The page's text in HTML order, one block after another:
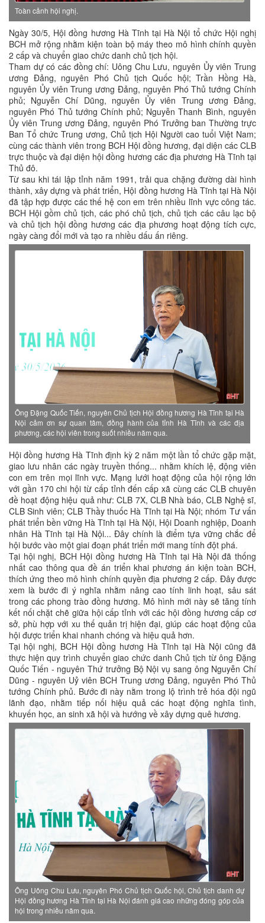
Toàn cảnh hội nghị.
Ngày 30/5, Hội đồng hương Hà Tĩnh tại Hà Nội tổ chức Hội nghị
BCH mở rộng nhằm kiện toàn bộ máy theo mô hình chính quyền
2 cấp và chuyển giao chức danh chủ tịch hội.
Tham dự có các đồng chí: Uông Chu Lưu, nguyên Ủy viên Trung
ương Đảng, nguyên Phó Chủ tịch Quốc hội; Trần Hồng Hà,
nguyên Ủy viên Trung ương Đảng, nguyên Phó Thủ tướng Chính
phủ; Nguyễn Chí Dũng, nguyên Ủy viên Trung ương Đảng,
nguyên Phó Thủ tướng Chính phủ; Nguyễn Thanh Bình, nguyên
Ủy viên Trung ương Đảng, nguyên Phó Trưởng ban Thường trực
Ban Tổ chức Trung ương, Chủ tịch Hội Người cao tuổi Việt Nam;
cùng các thành viên trong BCH Hội đồng hương, đại diện các CLB
trực thuộc và đại diện hội đồng hương các địa phương Hà Tĩnh tại
Thủ đô.
Từ sau khi tái lập tỉnh năm 1991, trải qua chặng đường dài hình
thành, xây dựng và phát triển, Hội đồng hương Hà Tĩnh tại Hà Nội
đã tập hợp được các thế hệ con em trên nhiều lĩnh vực công tác.
BCH Hội gồm chủ tịch, các phó chủ tịch, chủ tịch các câu lạc bộ
và chủ tịch hội đồng hương các địa phương hoạt động tích cực,
ngày càng đổi mới và tạo ra nhiều dấu ấn riêng.
Ông Đặng Quốc Tiến, nguyên Chủ tịch Hội đồng hương Hà Tĩnh tại Hà
Nội cảm ơn sự quan tâm, đồng hành của tỉnh Hà Tĩnh và các địa
phương, các hội viên trong suốt nhiều năm qua.
Hội đồng hương Hà Tĩnh định kỳ 2 năm một lần tổ chức gặp mặt,
giao lưu nhân các ngày truyền thống... nhằm khích lệ, động viên
con em trên mọi lĩnh vực. Mạng lưới hoạt động của hội rộng lớn
với gần 170 chi hội từ cấp tỉnh đến cấp xã cùng các CLB chuyên
đề hoạt động hiệu quả như: CLB 7X, CLB Nhà báo, CLB Nghệ sĩ,
CLB Sinh viên; CLB Thầy thuốc Hà Tĩnh tại Hà Nội; nhóm Tư vấn
phát triển bền vững Hà Tĩnh tại Hà Nội, Hội Doanh nghiệp, Doanh
nhân Hà Tĩnh tại Hà Nội... Đây chính là điểm tựa vững chắc để
hội bước vào một giai đoạn phát triển mới mang tính đột phá.
Tại hội nghị, BCH Hội đồng hương Hà Tĩnh tại Hà Nội đã thống
nhất cao thông qua đề án triển khai phương án kiện toàn BCH,
thích ứng theo mô hình chính quyền địa phương 2 cấp. Đây được
xem là bước đi ý nghĩa nhằm nâng cao tính linh hoạt, sâu sát
trong các phong trào đồng hương. Mô hình mới này sẽ tăng tính
kết nối chặt chẽ giữa hội cấp tỉnh với các hội đồng hương cấp cơ
sở, phù hợp với xu thế quản trị hiện đại, giúp các hoạt động của
hội được triển khai nhanh chóng và hiệu quả hơn.
Tại hội nghị, BCH Hội đồng hương Hà Tĩnh tại Hà Nội cũng đã
thực hiện quy trình chuyển giao chức danh Chủ tịch từ ông Đặng
Quốc Tiến - nguyên Thứ trưởng Bộ Nội vụ sang ông Nguyễn Chí
Dũng - nguyên Uỷ viên BCH Trung ương Đảng, nguyên Phó Thủ
tướng Chính phủ. Bước đi này nằm trong lộ trình trẻ hóa đội ngũ
lãnh đạo, nhằm tiếp nối hiệu quả các hoạt động nghĩa tình,
khuyến học, an sinh xã hội và hướng về xây dựng quê hương.
Ông Uông Chu Lưu, nguyên Phó Chủ tịch Quốc hội, Chủ tịch danh dự
Hội đồng hương Hà Tĩnh tại Hà Nội đánh giá cao những đóng góp của
hội trong nhiều năm qua.